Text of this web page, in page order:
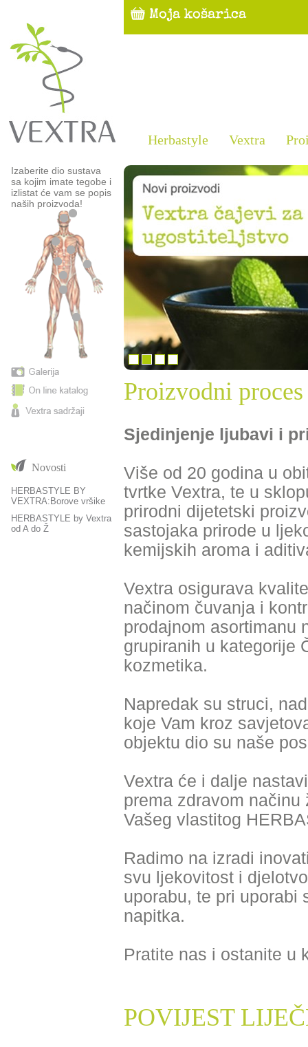
Herbastyle Vextra
Izaberite dio sustava
sa kojim imate tegobe i
izlistat će vam se popis
naših proizvoda!
Novosti
HERBASTYLE BY
VEXTRA:Borove vršike
HERBASTYLE by Vextra
od A do Ž
Proizvodni proces
Sjedinjenje ljubavi i
Više od 20 godina u
tvrtke Vextra, te u
prirodni dijetetski
sastojaka prirode u
kemijskih aroma i
Vextra osigurava
načinom čuvanja i
prodajnom asortimanu
grupiranih u kategorije
kozmetika.
Napredak su struci,
koje Vam kroz
objektu dio su naše
Vextra će i dalje
prema zdravom
Vašeg vlastitog
Radimo na izradi
svu ljekovitost i
uporabu, te pri uporabi
napitka.
Pratite nas i ostanite u
POVIJEST